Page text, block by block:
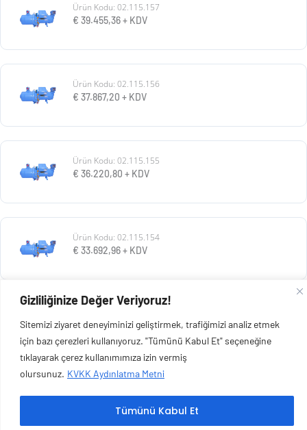
Gizliliğinize Değer Veriyoruz!
Sitemizi ziyaret deneyiminizi geliştirmek, trafiğimizi analiz etmek
için bazı çerezleri kullanıyoruz. "Tümünü Kabul Et" seçeneğine
tıklayarak çerez kullanımımıza izin vermiş
olursunuz. KVKK Aydınlatma Metni
Tümünü Kabul Et
Ürün Kodu: 02.115.157
€ 39.455,36+ KDV
Ürün Kodu: 02.115.156
€ 37.867,20 + KDV
Ürün Kodu: 02.115.155
€ 36.220,80 + KDV
Ürün Kodu: 02.115.154
€ 33.692,96+ KDV
€30.928,80+ KDV
Copyright © 2026 Esen Isıtma Soğutma İnşaat Ltd Şti | Tüm Hakları Saklıdır.